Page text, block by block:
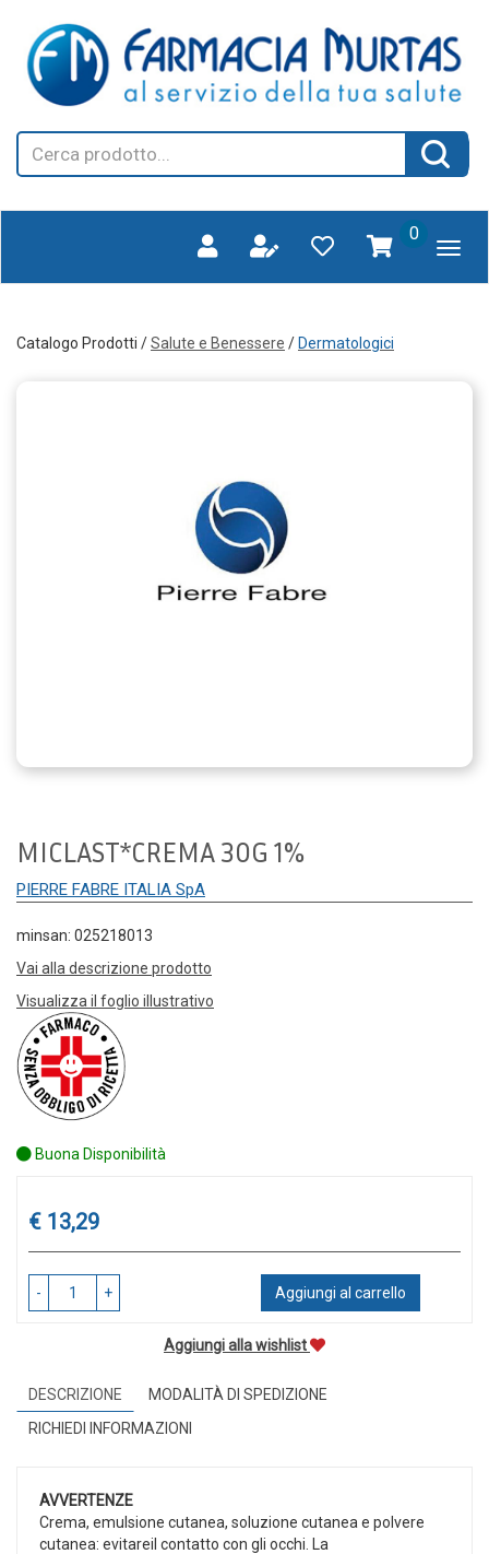
contenuto
principale
SCANO
Cerca
Prodotto
0prodotti
inseriti
Catalogo Prodotti /Salute e Benessere / Dermatologici
MICLAST*CREMA 30G 1%
PIERRE FABRE ITALIA SpA
minsan: 025218013
Vai alla descrizione prodotto
Visualizza il foglio illustrativo
Buona Disponibilità
Prezzo
€ 13,29
- + Aggiungi al carrello
Aggiungi alla wishlist
DESCRIZIONE
MODALITÀ DI SPEDIZIONE
RICHIEDI INFORMAZIONI
AVVERTENZE
Crema, emulsione cutanea, soluzione cutanea e polvere
cutanea: evitareil contatto con gli occhi. La